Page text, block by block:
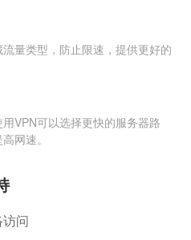
量类型，防止限速，提供更好的
VPN可以选择更快的服务器路
网速。
问